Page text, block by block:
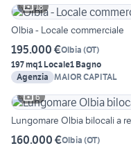
18
Olbia - Locale commerciale
195.000 €Olbia (OT)
197 mq1 Locale1 Bagno
Agenzia MAIOR CAPITAL
6
Lungomare Olbia bilocali a
160.000 €Olbia (OT)